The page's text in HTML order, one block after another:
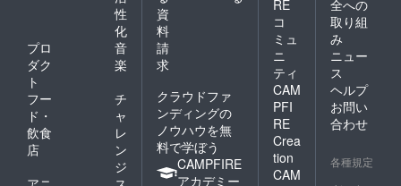
性
化
プロ
ダク
ト
音
楽
フー
ド・
飲食
店
チ
ャ
レ
ン
ジ
資
料
請
求
クラウドファ
ンディングの
ノウハウを無
料で学ぼう
CAMPFIRE
アカデミー
RE
コ
ミュ
ニ
ティ
CAM
PFI
RE
Crea
tion
CAM
全への
取り組
み
ニュー
ス
ヘルプ
お問い
合わせ
各種規定